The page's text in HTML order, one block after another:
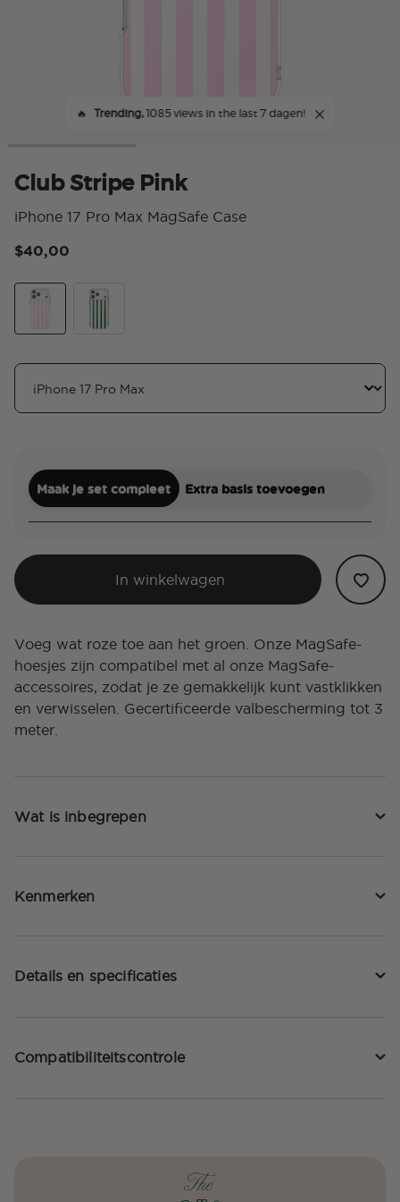
🔥 Trending,1085 views in the last 7 dagen!
Club Stripe Pink
iPhone 17 Pro Max MagSafe Case
$40,00
Maak je set compleet Extra basis toevoegen
In winkelwagen
Voeg wat roze toe aan het groen. Onze MagSafe-
hoesjes zijn compatibel met al onze MagSafe-
accessoires, zodat je ze gemakkelijk kunt vastklikken
en verwisselen. Gecertificeerde valbescherming tot 3
meter.
Wat is inbegrepen
Kenmerken
Details en specificaties
Compatibiliteitscontrole